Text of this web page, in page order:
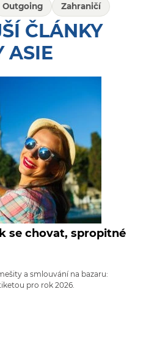
Outgoing Zahraničí
ČLÁNKY
ASIE
se chovat, spropitné
a smlouvání na bazaru:
pro rok 2026.